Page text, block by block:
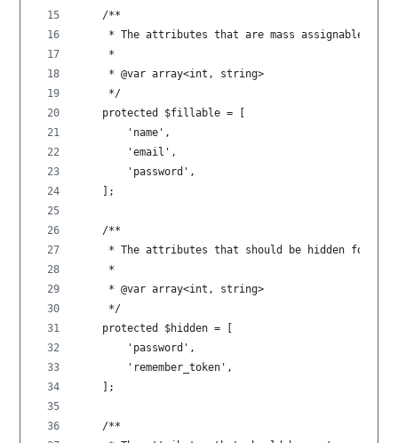
    /**
     * The attributes that are mass assignable.
     *
     * @var array<int, string>
     */
    protected $fillable = [
        'name',
        'email',
        'password',
    ];
    /**
* The attributes that should be hidden for
     *
     * @var array<int, string>
     */
    protected $hidden = [
        'password',
        'remember_token',
    ];
    /**